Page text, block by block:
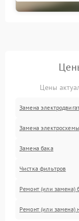
Цены
Замена
Замена электросхемы
Замена бака
Чистка фильтров
Ремонт (или замена)
Ремонт (или замена)